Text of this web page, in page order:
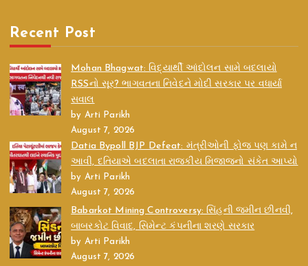
Recent Post
Mohan Bhagwat: વિદ્યાર્થી આંદોલન સામે બદલાયો
RSSનો સૂર? ભાગવતના નિવેદને મોદી સરકાર પર વધાર્યા
સવાલ
by Arti Parikh
August 7, 2026
Datia Bypoll BJP Defeat: મંત્રીઓની ફોજ પણ કામે ન
આવી, દતિયાએ બદલાતા રાજકીય મિજાજનો સંકેત આપ્યો
by Arti Parikh
August 7, 2026
Babarkot Mining Controversy: સિંહની જમીન છીનવી,
બાબરકોટ વિવાદ, સિમેન્ટ કંપનીના શરણે સરકાર
by Arti Parikh
August 7, 2026